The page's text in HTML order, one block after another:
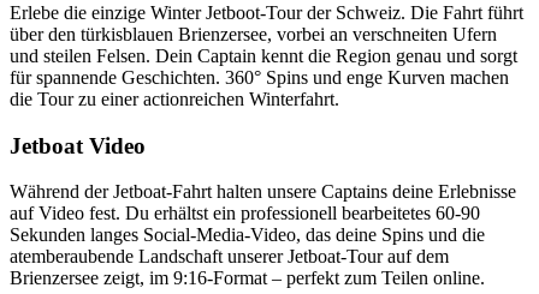
Erlebe die einzige Winter Jetboot-Tour der Schweiz. Die Fahrt führt
über den türkisblauen Brienzersee, vorbei an verschneiten Ufern
und steilen Felsen. Dein Captain kennt die Region genau und sorgt
für spannende Geschichten. 360° Spins und enge Kurven machen
die Tour zu einer actionreichen Winterfahrt.
Jetboat Video
Während der Jetboat-Fahrt halten unsere Captains deine Erlebnisse
auf Video fest. Du erhältst ein professionell bearbeitetes 60-90
Sekunden langes Social-Media-Video, das deine Spins und die
atemberaubende Landschaft unserer Jetboat-Tour auf dem
Brienzersee zeigt, im 9:16-Format – perfekt zum Teilen online.